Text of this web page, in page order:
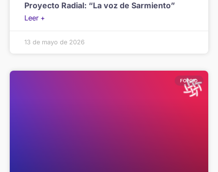
Proyecto Radial: “La voz de Sarmiento”
Leer +
13 de mayo de 2026
FOPCID